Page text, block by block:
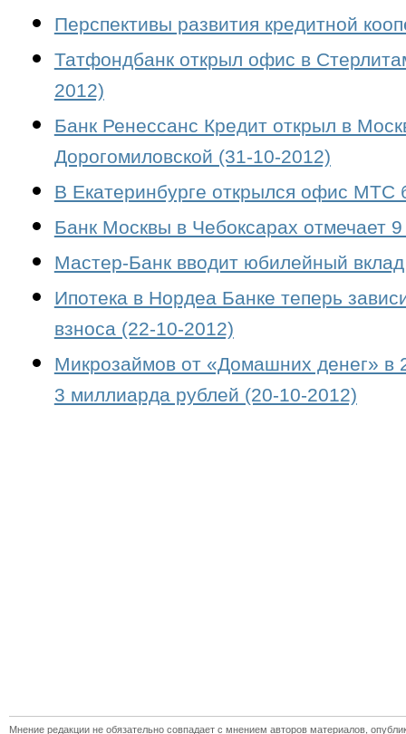
Перспективы развития кредитной
Татфондбанк открыл офис в
2012)
Банк Ренессанс Кредит открыл в
Дорогомиловской (31-10-2012)
В Екатеринбурге открылся офис МТС
Банк Москвы в Чебоксарах отмечает
Мастер-Банк вводит юбилейный
Ипотека в Нордеа Банке теперь
взноса (22-10-2012)
Микрозаймов от «Домашних денег» в
3 миллиарда рублей (20-10-2012)
Мнение редакции не обязательно совпадает с мнением авторов материалов,